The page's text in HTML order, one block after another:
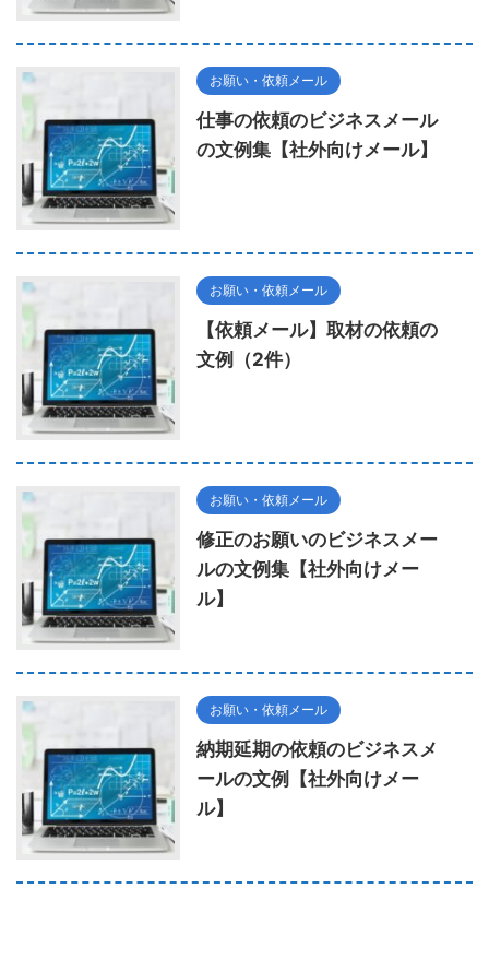
お願い・依頼メール
仕事の依頼のビジネスメール
の文例集【社外向けメール】
お願い・依頼メール
【依頼メール】取材の依頼の
文例（2件）
お願い・依頼メール
修正のお願いのビジネスメー
ルの文例集【社外向けメー
ル】
お願い・依頼メール
納期延期の依頼のビジネスメ
ールの文例【社外向けメー
ル】